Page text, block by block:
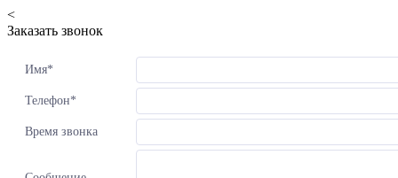
<
Заказать звонок
Имя*
Телефон*
Время звонка